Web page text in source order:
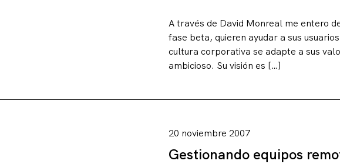
A través de David Monreal me entero
fase beta, quieren ayudar a sus
cultura corporativa se adapte a sus
ambicioso. Su visión es […]
20 noviembre 2007
Gestionando equipos